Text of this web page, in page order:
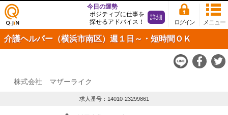
仕事
探し
の求
Q-JiN
メニュー
ログイン
今日の運勢
ポジティブに仕事を
探せるアドバイス！
詳細
介護ヘルパー（横浜市南区）週１日～・短時間ＯＫ
株式会社 マザーライク
求人番号：14010-23299861